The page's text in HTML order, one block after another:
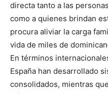
directa tanto a las
como a quienes brindan
procura aliviar la carga
vida de miles de
En términos
España han desarrollado
consolidados, mientras